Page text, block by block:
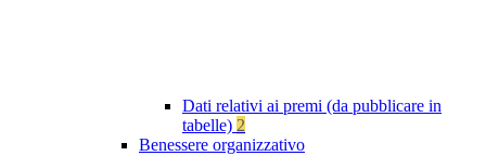
Dati relativi ai premi (da pubblicare in
tabelle) 2
Benessere organizzativo